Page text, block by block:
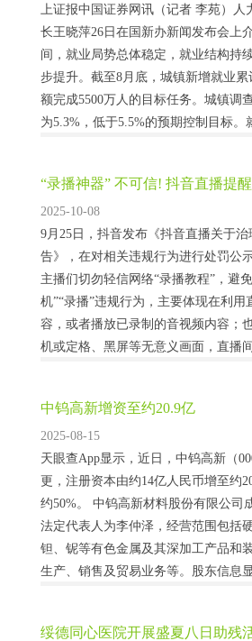
上证报中国证券网讯（记者 李苑）人
长王晓萍26日在国新办新闻发布会上
间，就业局势总体稳定，就业结构持
步提升。截至8月底，城镇新增就业累
额完成5500万人的目标任务。城镇调
为5.3%，低于5.5%的预期控制目标。
“录播神器” 不可信! 抖音直播提
惕
2025-10-08
9月25日，抖音发布《抖音直播关于
告》，在对相关违规行为进行处罚公
主播们切勿轻信网络“录播教程”，避
机”“录播”违规行为，主要体现在利用
容，或者播放已录制的音视频内容；
机或定格、黑屏等无意义画面，直播
中钨高新增资至约20.9亿
2025-08-15
天眼查App显示，近日，中钨高新（
更，注册资本由约14亿人民币增至约
约50%。 中钨高新材料股份有限公司
法定代表人为李仲泽，经营范围包括
钽、铌等有色金属及其深加工产品和
生产、销售及贸易业务等。股东信息
绥德同心医院开展盛夏八日助残